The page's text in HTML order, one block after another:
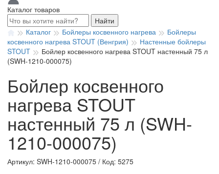
Каталог товаров
Найти
Каталог
Бойлеры косвенного нагрева
Бойлеры
косвенного нагрева STOUT (Венгрия)
Настенные бойлеры
STOUT
Бойлер косвенного нагрева STOUT настенный 75 л
(SWH-1210-000075)
Бойлер косвенного
нагрева STOUT
настенный 75 л (SWH-
1210-000075)
Артикул: SWH-1210-000075 / Код: 5275